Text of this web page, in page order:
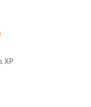
XP